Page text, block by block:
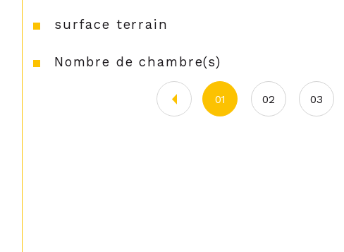
surface terrain
Nombre de chambre(s)
01 02 03